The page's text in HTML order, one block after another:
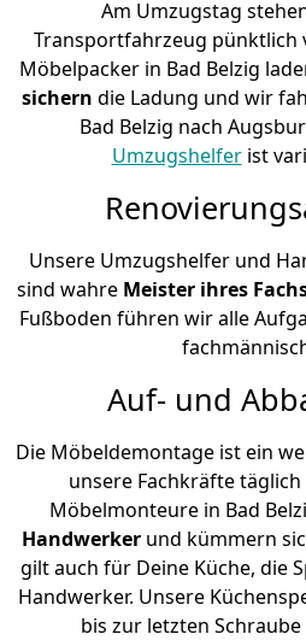
Am Umzugstag
Transportfahrzeug pünktlich
Möbelpacker in Bad Belzig
sichern die Ladung und wir
Bad Belzig nach
Umzugshelferist
Unsere Umzugshelfer und
sind wahre Meister ihres
Fußboden führen wir alle
Auf- und
Die Möbeldemontage ist ein
unsere Fachkräfte
Möbelmonteure in Bad
Handwerker und kümmern
gilt auch für Deine Küche, die
Handwerker. Unsere
bis zur letzten